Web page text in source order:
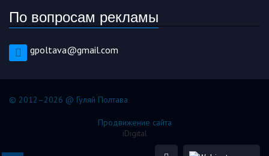
По вопросам рекламы
gpoltava@gmail.com
© 2012–2026 @ Гуляй Полтава
Продвижение сайта
iDigital